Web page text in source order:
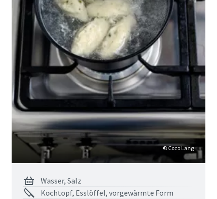
© Coco Lang
Wasser, Salz
Kochtopf, Esslöffel, vorgewärmte Form